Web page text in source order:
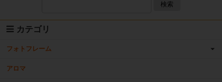
検索
カテゴリ
フォトフレーム
アロマ